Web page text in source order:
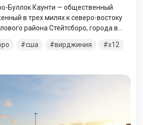
Буллок Каунти — общественный
в трех милях к северо-востоку
района Стейтсборо, города в
округу Буллок. В настоящее время
с аэропортом отсутствует
сша вирджиния
x12